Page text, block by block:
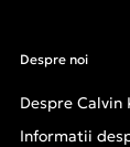
Despre noi
Despre Calvin
Informatii